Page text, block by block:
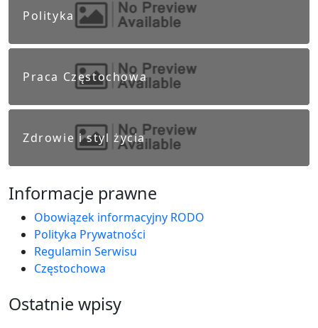
Polityka
Praca Częstochowa
Zdrowie i styl życia
Informacje prawne
Obowiązek informacyjny RODO
Polityka Prywatności
Regulamin Serwisu
Częstochowa
Ostatnie wpisy